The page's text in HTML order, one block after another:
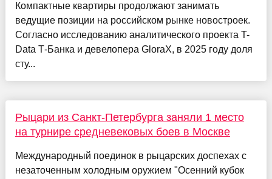
Компактные квартиры продолжают занимать
ведущие позиции на российском рынке новостроек.
Согласно исследованию аналитического проекта T-
Data Т-Банка и девелопера GloraX, в 2025 году доля
сту...
Рыцари из Санкт-Петербурга заняли 1 место
на турнире средневековых боев в Москве
Международный поединок в рыцарских доспехах с
незаточенным холодным оружием "Осенний кубок